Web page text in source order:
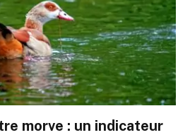
morve : un indicateur